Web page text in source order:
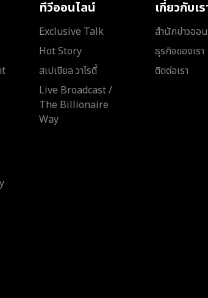
ทีวีออนไลน์
Exclusive Talk
Hot Story
สเปเชียล วาไรตี้
Live Broadcast /
The Billionaire
Way
เกี่ยวกับเร
สำนักข่าวออ
ธุรกิจของเรา
ติดต่อเรา